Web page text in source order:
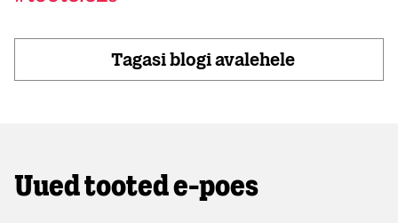
Tagasi blogi avalehele
Uued tooted e-poes